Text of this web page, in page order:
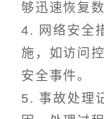
够迅速恢复数
4. 网络安全
施，如访问
安全事件。
5. 事故处理